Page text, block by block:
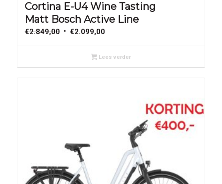
Cortina E-U4 Wine Tasting
Matt Bosch Active Line
€2.849,00 Oorspronkelijke
€2.849,00.
€2.099,00Huidige
is:
€2.099,00.
Lees verder